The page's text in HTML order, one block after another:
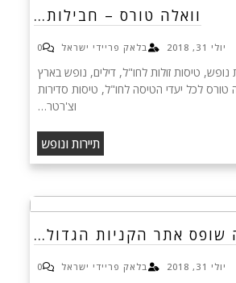
וואלה טורס – חבילות…
יולי 31, 2018 בלאק פריידי ישראל 0
נופש, טיסות זולות לחו"ל, דילים, נופש בארץ
טורס לכל יעדי הטיסה לחו"ל, טיסות סדירות
וצ'רטר…
תיירות ונופש
שופס אתר הקניות הגדול…
יולי 31, 2018 בלאק פריידי ישראל 0